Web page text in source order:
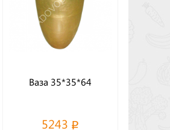
Ваза 35*35*64
5243